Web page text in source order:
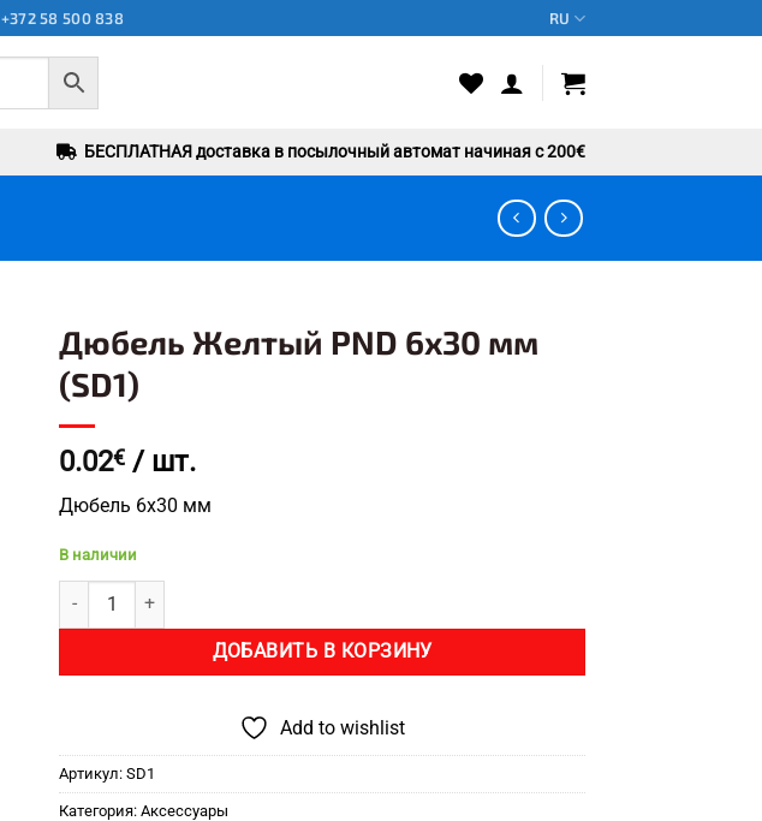
+372 58 500 838 RU
БЕСПЛАТНАЯ доставка в посылочный автомат начиная с 200€
Дюбель Желтый PND 6х30 мм
(SD1)
0.02€ / шт.
Дюбель 6х30 мм
В наличии
Количество товара Дюбель Желтый PND 6х30 мм (SD1)
ДОБАВИТЬ В КОРЗИНУ
Add to wishlist
Артикул:SD1
Категория:Аксессуары